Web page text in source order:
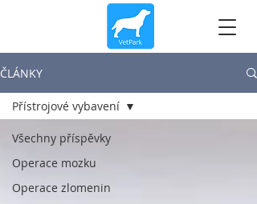
ČLÁNKY
Všechny příspěvky
Operace mozku
Operace zlomenin
Přístrojové vybavení